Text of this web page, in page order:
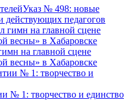
Указ № 498: новые
действующих педагогов
на главной сцене
весны» в Хабаровске
№ 1: творчество и единство